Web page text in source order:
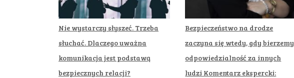
Nie wystarczy słyszeć. Trzeba
słuchać. Dlaczego uważna
komunikacja jest podstawą
bezpiecznych relacji?
Bezpieczeństwo na drodze
zaczyna się wtedy, gdy bierzemy
odpowiedzialność za innych
ludzi Komentarz ekspercki: